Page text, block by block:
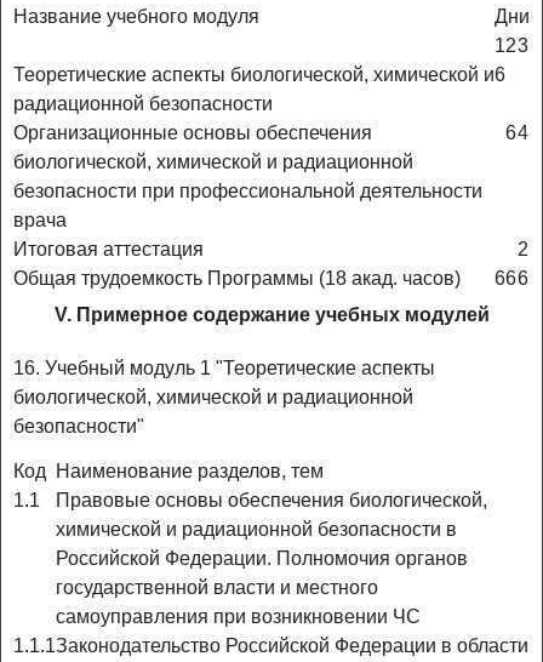
Название учебного модуля
Дни
123
Теоретические аспекты биологической, химической и
радиационной безопасности
6
Организационные основы обеспечения
биологической, химической и радиационной
безопасности при профессиональной деятельности
врача
64
Итоговая аттестация
2
Общая трудоемкость Программы (18 акад. часов)
666
V. Примерное содержание учебных модулей
16. Учебный модуль 1 "Теоретические аспекты
биологической, химической и радиационной
безопасности"
Код
Наименование разделов, тем
1.1
Правовые основы обеспечения биологической,
химической и радиационной безопасности в
Российской Федерации. Полномочия органов
государственной власти и местного
самоуправления при возникновении ЧС
1.1.1Законодательство Российской Федерации в области